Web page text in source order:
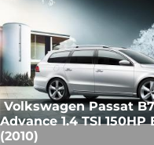
Volkswagen Passat
Advance 1.4 TSI 150HP
(2010)